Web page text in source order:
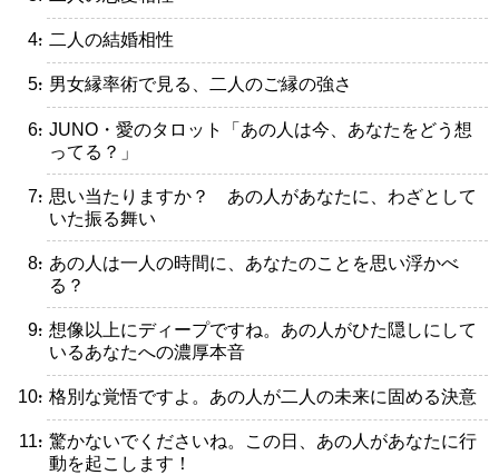
・二人の結婚相性
・男女縁率術で見る、二人のご縁の強さ
・JUNO・愛のタロット「あの人は今、あなたをどう想
ってる？」
・思い当たりますか？ あの人があなたに、わざとして
いた振る舞い
・あの人は一人の時間に、あなたのことを思い浮かべ
る？
・想像以上にディープですね。あの人がひた隠しにして
いるあなたへの濃厚本音
・格別な覚悟ですよ。あの人が二人の未来に固める決意
・驚かないでくださいね。この日、あの人があなたに行
動を起こします！